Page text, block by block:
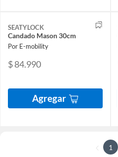
SEATYLOCK
Candado Mason 30cm
Por E-mobility
$ 84.990
Agregar
1